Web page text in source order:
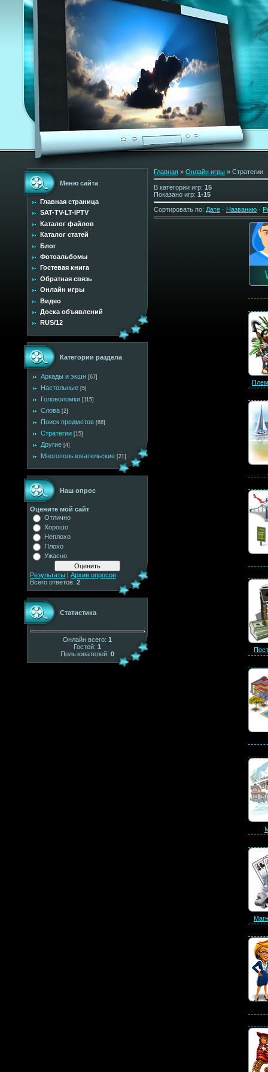
Меню сайта
Главная страница
SAT-TV-LT-IPTV
Каталог файлов
Каталог статей
Блог
Фотоальбомы
Гостевая книга
Обратная связь
Онлайн игры
Видео
Доска объявлений
RUS/12
Категории раздела
Аркады и экшн [67]
Настольные [5]
Головоломки [115]
Слова [2]
Поиск предметов [68]
Стратегии [15]
Другие [4]
Многопользовательские [21]
Наш опрос
Оцените мой сайт
Отлично
Хорошо
Неплохо
Плохо
Ужасно
Результаты | Архив опросов
Всего ответов: 2
Статистика
Онлайн всего: 1
Гостей: 1
Пользователей: 0
Главная » Онлайн игры » Стратегии
В категории игр: 15
Показано игр: 1-15
Сортировать по: Дате · Названию ·